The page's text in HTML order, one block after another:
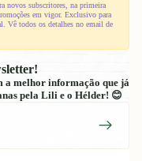
novos subscritores, na primeira
em vigor. Exclusivo para
Vê todos os detalhes no email de
a melhor informação que já
pela Lili e o Hélder! 😊